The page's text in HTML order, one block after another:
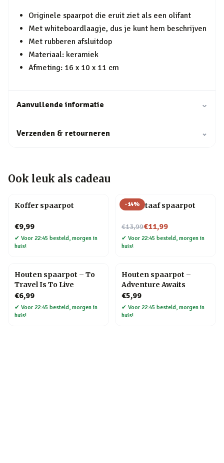
Originele spaarpot die eruit ziet als een olifant
Met whiteboardlaagje, dus je kunt hem beschrijven
Met rubberen afsluitdop
Materiaal: keramiek
Afmeting: 16 x 10 x 11 cm
Aanvullende informatie ⌄
Verzenden & retourneren ⌄
Ook leuk als cadeau
Koffer spaarpot
€9,99
✔ Voor 22:45 besteld, morgen in
huis!
-14%
Goudstaaf spaarpot
€13,99
Nu voor€11,99
✔ Voor 22:45 besteld, morgen in
huis!
Houten spaarpot – To
Travel Is To Live
€6,99
✔ Voor 22:45 besteld, morgen in
huis!
Houten spaarpot –
Adventure Awaits
€5,99
✔ Voor 22:45 besteld, morgen in
huis!